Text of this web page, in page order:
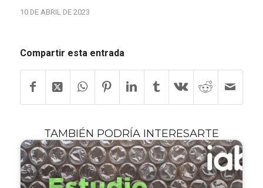
10 DE ABRIL DE 2023
Compartir esta entrada
TAMBIÉN PODRÍA INTERESARTE